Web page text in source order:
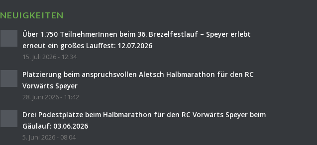
NEUIGKEITEN
Über 1.750 TeilnehmerInnen beim 36. Brezelfestlauf – Speyer erlebt
erneut ein großes Lauffest: 12.07.2026
15. Juli 2026 - 12:34
Platzierung beim anspruchsvollen Aletsch Halbmarathon für den RC
Vorwärts Speyer
28. Juni 2026 - 11:42
Drei Podestplätze beim Halbmarathon für den RC Vorwärts Speyer beim
Gäulauf: 03.06.2026
5. Juni 2026 - 08:04